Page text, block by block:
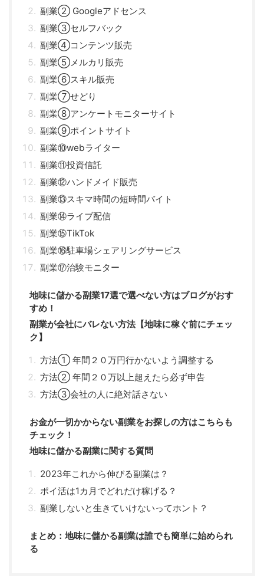
副業② Googleアドセンス
副業③セルフバック
副業④コンテンツ販売
副業⑤メルカリ販売
副業⑥スキル販売
副業⑦せどり
副業⑧アンケートモニターサイト
副業⑨ポイントサイト
副業⑩webライター
副業⑪投資信託
副業⑫ハンドメイド販売
副業⑬スキマ時間の短時間バイト
副業⑭ライブ配信
副業⑮TikTok
副業⑯駐車場シェアリングサービス
副業⑰治験モニター
地味に儲かる副業17選で選べない方はブログがおす
すめ！
副業が会社にバレない方法【地味に稼ぐ前にチェッ
ク】
方法① 年間２０万円行かないよう調整する
方法② 年間２０万以上超えたら必ず申告
方法③会社の人に絶対話さない
お金が一切かからない副業をお探しの方はこちらも
チェック！
地味に儲かる副業に関する質問
2023年これから伸びる副業は？
ポイ活は1カ月でどれだけ稼げる？
副業しないと生きていけないってホント？
まとめ：地味に儲かる副業は誰でも簡単に始められ
る